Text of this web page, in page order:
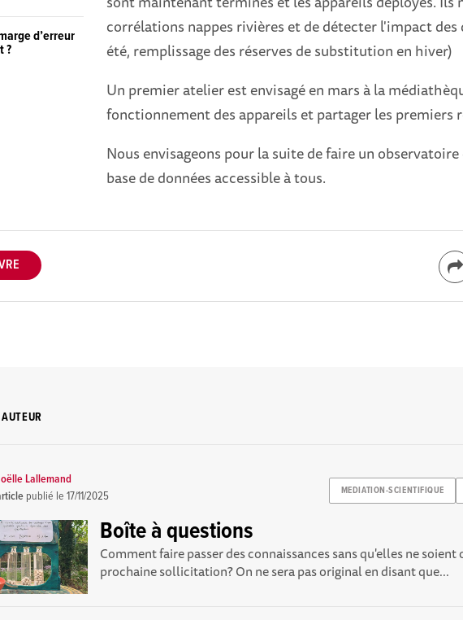
corrélations nappes rivières et de détecter l'impact
été, remplissage des réserves de substitution en hiver)
Un premier atelier est envisagé en mars à la
fonctionnement des appareils et partager les premiers
Nous envisageons pour la suite de faire un
base de données accessible à tous.
d’erreur
?
MEDIATION-SCIENTIFIQUE
Lallemand
publié le17/11/2025
Boîte à questions
Comment faire passer des connaissances sans qu'elles ne soient
prochaine sollicitation? On ne sera pas original en disant que...